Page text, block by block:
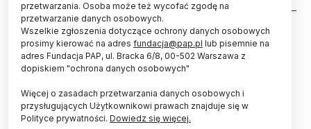
Stronicowanie
NEWSLETTER
przetwarzania. Osoba może też wycofać zgodę na
przetwarzanie danych osobowych.
Wszelkie zgłoszenia dotyczące ochrony danych osobowych
prosimy kierować na adres fundacja@pap.pl lub pisemnie na
adres Fundacja PAP, ul. Bracka 6/8, 00-502 Warszawa z
dopiskiem "ochrona danych osobowych"
Więcej o zasadach przetwarzania danych osobowych i
przysługujących Użytkownikowi prawach znajduje się w
Polityce prywatności. Dowiedz się więcej.